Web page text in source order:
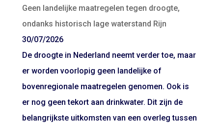
Geen landelijke maatregelen tegen droogte,
ondanks historisch lage waterstand Rijn
30/07/2026
De droogte in Nederland neemt verder toe, maar
er worden voorlopig geen landelijke of
bovenregionale maatregelen genomen. Ook is
er nog geen tekort aan drinkwater. Dit zijn de
belangrijkste uitkomsten van een overleg tussen